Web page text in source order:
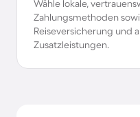
Wähle lokale,
Zahlungsmethoden
Reiseversicherung und
Zusatzleistungen.